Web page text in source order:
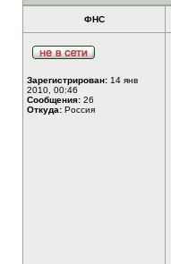
ФНС
Зарегистрирован: 14 янв
2010, 00:46
Сообщения: 26
Откуда: Россия